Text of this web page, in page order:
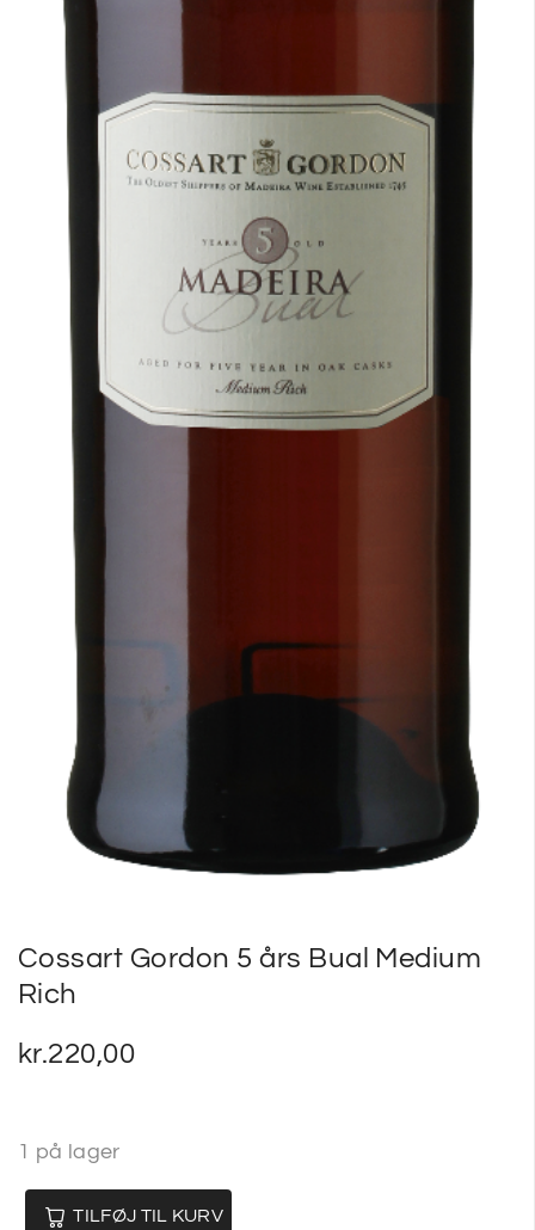
Cossart Gordon 5 års Bual Medium
Rich
kr.220,00
1 på lager
TILFØJ TIL KURV